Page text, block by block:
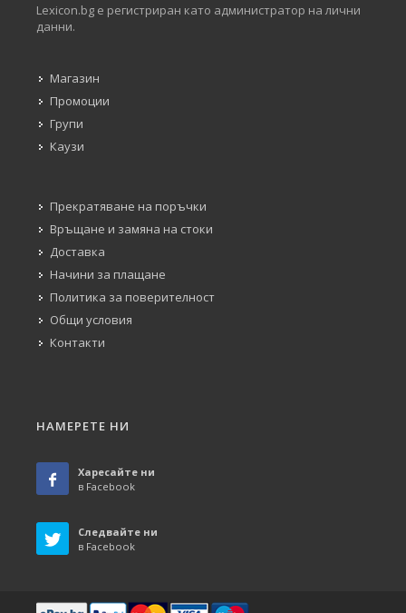
Lexicon.bg е регистриран като администратор на лични
данни.
Магазин
Промоции
Групи
Каузи
Прекратяване на поръчки
Връщане и замяна на стоки
Доставка
Начини за плащане
Политика за поверителност
Общи условия
Контакти
НАМЕРЕТЕ НИ
Харесайте ни
в Facebook
Следвайте ни
в Facebook